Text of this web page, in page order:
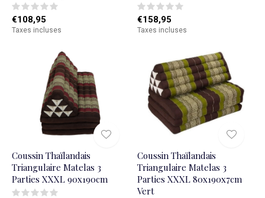
€108,95
Taxes incluses
€158,95
Taxes incluses
Coussin Thaïlandais
Triangulaire Matelas 3
Parties XXXL 90x190cm
Coussin Thaïlandais
Triangulaire Matelas 3
Parties XXXL 80x190x7cm
Vert